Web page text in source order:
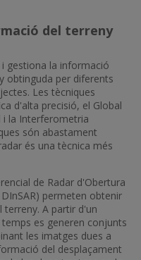
del terreny
gestiona la informació
obtinguda per diferents
Les tècniques
d'alta precisió, el Global
i la Interferometria
són abastament
és una tècnica més
de Radar d'Obertura
permeten obtenir
A partir d'un
es generen conjunts
les imatges dues a
del desplaçament